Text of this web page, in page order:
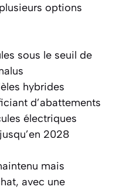
options
sous le seuil de
hybrides
d’abattements
électriques
2028
mais
avec une